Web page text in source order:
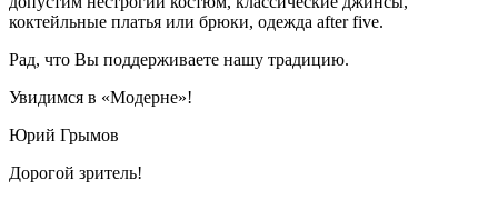
коктейльные платья или брюки, одежда after five.
Рад, что Вы поддерживаете нашу традицию.
Увидимся в «Модерне»!
Юрий Грымов
Дорогой зритель!